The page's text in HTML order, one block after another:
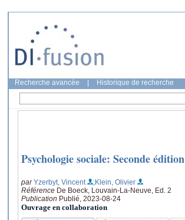
Recherche avancée Historique de recherche
Psychologie sociale: Seconde édition
parYzerbyt, Vincent
;Klein, Olivier
Référence De Boeck, Louvain-La-Neuve, Ed. 2
Publication Publié, 2023-08-24
Ouvrage en collaboration